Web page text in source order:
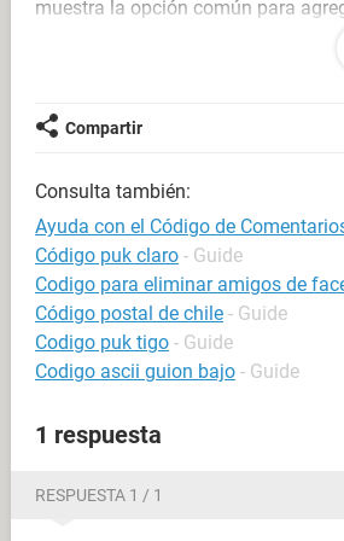
muestra la opción común para
he leido que tengo que agregar el
<meta property="fb:app_id"
y si es asi ... mi app id es la que
a la derecha del texto que dice
es eso?
alguien me podria ayudar ..
pueden ver el resultado en
Compartir
Consulta también:
Ayuda con el Código de
Código puk claro - Guide
Codigo para eliminar amigos de
Código postal de chile - Guide
Codigo puk tigo - Guide
Codigo ascii guion bajo - Guide
1 respuesta
RESPUESTA 1 / 1